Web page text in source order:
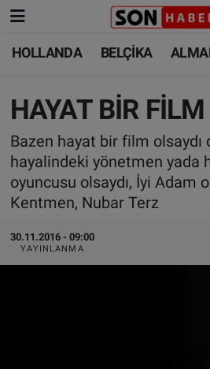
HOLLANDA BELÇİKA
HAYAT BİR FİLM
Bazen hayat bir film olsaydı
hayalindeki yönetmen yada
oyuncusu olsaydı, İyi Adam
Kentmen, Nubar Terz
30.11.2016 - 09:00
YAYINLANMA
HOLLANDA
BELÇİKA
ALMANYA
FRANSA
SAĞLIK - YAŞAM
HOLLANDA
BELÇİKA
ALMANYA
TÜRKİYE
BİLİM-TEKNOLOJİ
Nöbetçi Eczaneler
Hava Durumu
Trafik Durumu
Süper Lig Puan Durumu ve
Son Dakika Haberleri